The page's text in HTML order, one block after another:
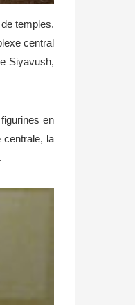
temples.
central
Siyavush,
en
centrale, la